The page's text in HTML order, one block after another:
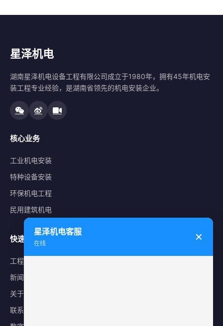
星泽机电
湖南星泽机电设备工程有限公司成立于1980年，拥有45年机电安
装工程专业经验，是湖南省领先的机电安装企业。
核心业务
工业机电安装
特种设备安装
环保机电工程
民用建筑机电
快速导航
工程案例
新闻中心
关于星泽
联系我们
星泽机电客服
在线
✕